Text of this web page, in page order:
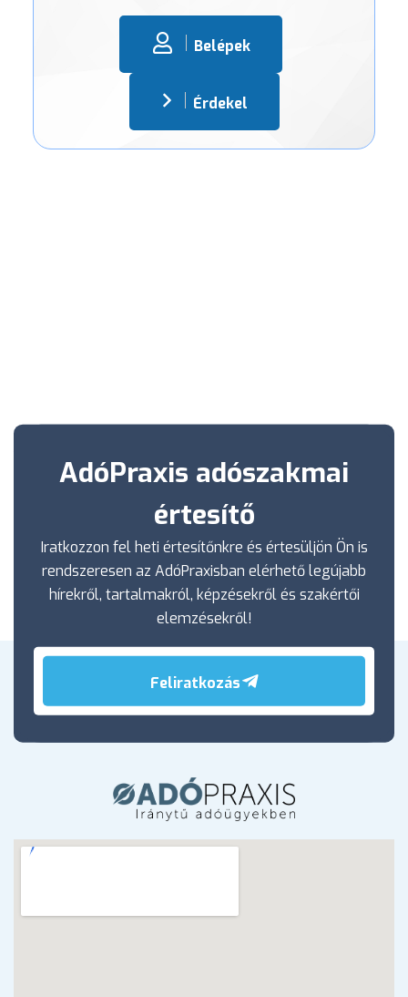
Belépek
Érdekel
AdóPraxis adószakmai
értesítő
Iratkozzon fel heti értesítőnkre és értesüljön Ön is
rendszeresen az AdóPraxisban elérhető legújabb
hírekről, tartalmakról, képzésekről és szakértői
elemzésekről!
Feliratkozás